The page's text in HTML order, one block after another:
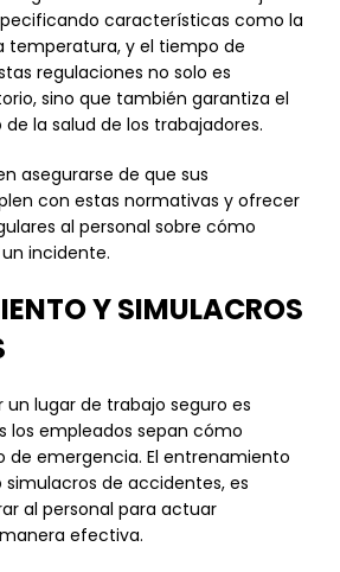
características como la
temperatura, y el tiempo de
regulaciones no solo es
sino que también garantiza el
la salud de los trabajadores.
asegurarse de que sus
con estas normativas y ofrecer
al personal sobre cómo
incidente.
Y SIMULACROS
lugar de trabajo seguro es
los empleados sepan cómo
de emergencia. El entrenamiento
simulacros de accidentes, es
al personal para actuar
efectiva.